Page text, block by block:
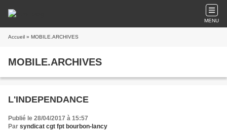
MENU
Accueil » MOBILE.ARCHIVES
MOBILE.ARCHIVES
L'INDEPENDANCE
Publié le 28/04/2017 à 15:57
Par syndicat cgt fpt bourbon-lancy